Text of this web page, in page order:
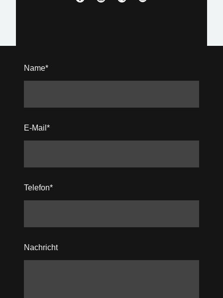
Name*
E-Mail *
Telefon*
Nachricht